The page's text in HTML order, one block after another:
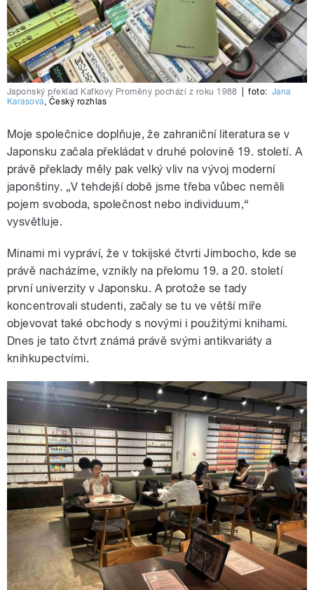
Japonský překlad Kafkovy Proměny pochází z roku 1988 foto: Jana
Karasová, Český rozhlas
Moje společnice doplňuje, že zahraniční literatura se v
Japonsku začala překládat v druhé polovině 19. století. A
právě překlady měly pak velký vliv na vývoj moderní
japonštiny. „V tehdejší době jsme třeba vůbec neměli
pojem svoboda, společnost nebo individuum,“
vysvětluje.
Minami mi vypráví, že v tokijské čtvrti Jimbocho, kde se
právě nacházíme, vznikly na přelomu 19. a 20. století
první univerzity v Japonsku. A protože se tady
koncentrovali studenti, začaly se tu ve větší míře
objevovat také obchody s novými i použitými knihami.
Dnes je tato čtvrt známá právě svými antikvariáty a
knihkupectvími.